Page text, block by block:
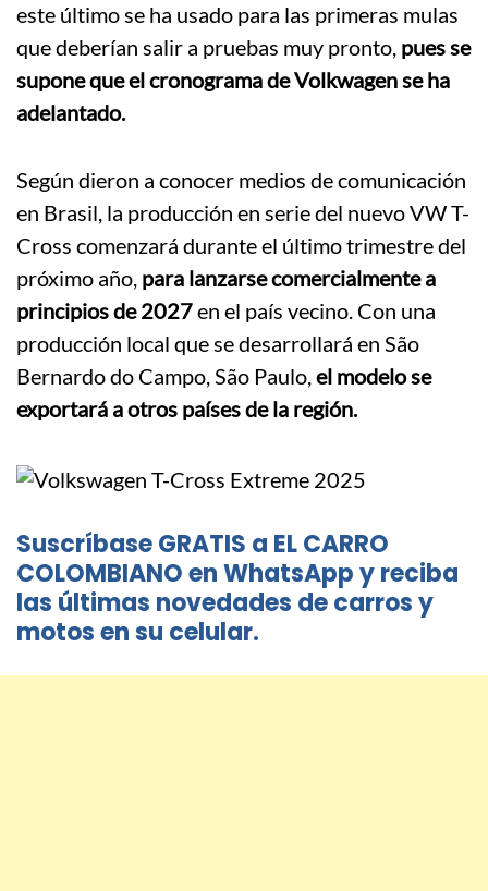
este último se ha usado para las primeras mulas
que deberían salir a pruebas muy pronto, pues se
supone que el cronograma de Volkwagen se ha
adelantado.
Según dieron a conocer medios de comunicación
en Brasil, la producción en serie del nuevo VW T-
Cross comenzará durante el último trimestre del
próximo año, para lanzarse comercialmente a
principios de 2027en el país vecino. Con una
producción local que se desarrollará en São
Bernardo do Campo, São Paulo,el modelo se
exportará a otros países de la región.
Suscríbase GRATIS a EL CARRO
COLOMBIANO en WhatsApp y reciba
las últimas novedades de carros y
motos en su celular.